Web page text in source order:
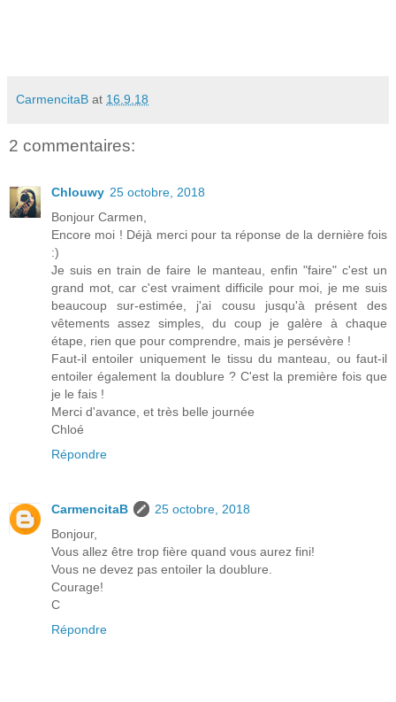
CarmencitaB at 16.9.18
2 commentaires:
Chlouwy 25 octobre, 2018
Bonjour Carmen,
Encore moi ! Déjà merci pour ta réponse de la dernière fois
:)
Je suis en train de faire le manteau, enfin "faire" c'est un
grand mot, car c'est vraiment difficile pour moi, je me suis
beaucoup sur-estimée, j'ai cousu jusqu'à présent des
vêtements assez simples, du coup je galère à chaque
étape, rien que pour comprendre, mais je persévère !
Faut-il entoiler uniquement le tissu du manteau, ou faut-il
entoiler également la doublure ? C'est la première fois que
je le fais !
Merci d'avance, et très belle journée
Chloé
Répondre
CarmencitaB
25 octobre, 2018
Bonjour,
Vous allez être trop fière quand vous aurez fini!
Vous ne devez pas entoiler la doublure.
Courage!
C
Répondre